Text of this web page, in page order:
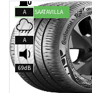
HETI SAATAVILLA
A
A
69dB